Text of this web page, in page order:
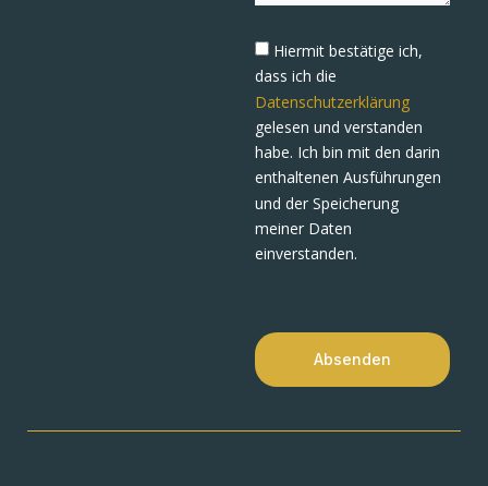
Hiermit bestätige ich,
dass ich die
Datenschutzerklärung
gelesen und verstanden
habe. Ich bin mit den darin
enthaltenen Ausführungen
und der Speicherung
meiner Daten
einverstanden.
Absenden